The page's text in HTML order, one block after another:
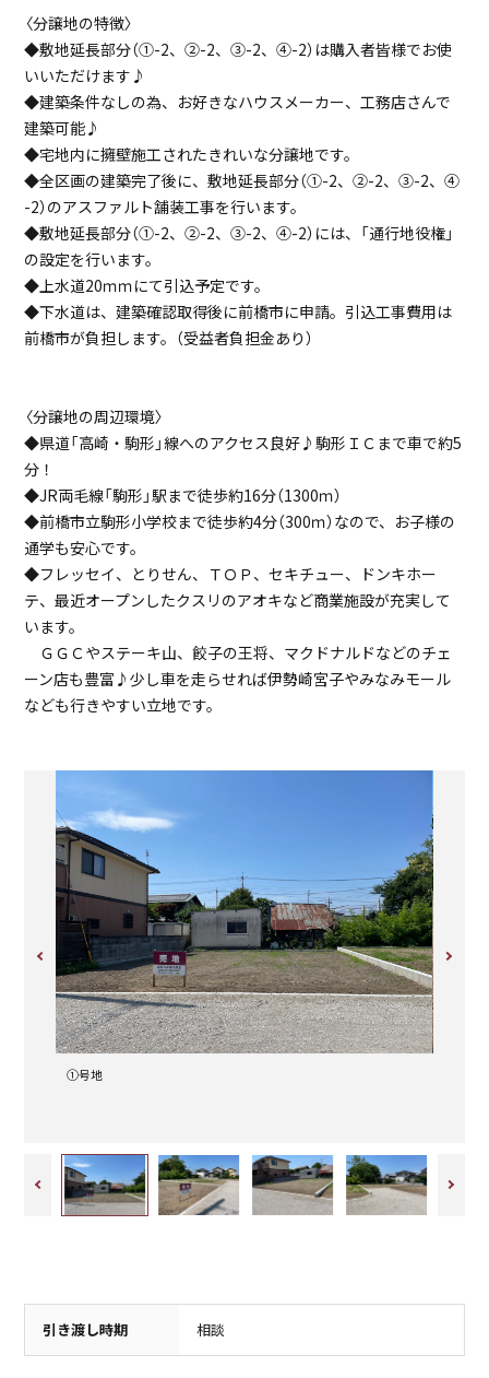
〈分譲地の特徴〉
◆敷地延長部分（①-2、②-2、③-2、④-2）は購入者皆様でお使
いいただけます♪
◆建築条件なしの為、お好きなハウスメーカー、工務店さんで
建築可能♪
◆宅地内に擁壁施工されたきれいな分譲地です。
◆全区画の建築完了後に、敷地延長部分（①-2、②-2、③-2、④
-2）のアスファルト舗装工事を行います。
◆敷地延長部分（①-2、②-2、③-2、④-2）には、「通行地役権」
の設定を行います。
◆上水道20ｍｍにて引込予定です。
◆下水道は、建築確認取得後に前橋市に申請。引込工事費用は
前橋市が負担します。（受益者負担金あり）
〈分譲地の周辺環境〉
◆県道「高崎・駒形」線へのアクセス良好♪駒形ＩＣまで車で約5
分！
◆JR両毛線「駒形」駅まで徒歩約16分（1300ｍ）
◆前橋市立駒形小学校まで徒歩約4分（300ｍ）なので、お子様の
通学も安心です。
◆フレッセイ、とりせん、ＴＯＰ、セキチュー、ドンキホー
テ、最近オープンしたクスリのアオキなど商業施設が充実して
います。
ＧＧＣやステーキ山、餃子の王将、マクドナルドなどのチェ
ーン店も豊富♪少し車を走らせれば伊勢崎宮子やみなみモール
なども行きやすい立地です。
①号地
引き渡し時期 相談
案内図
土地利用計画図
地積測量図
公図
買付証明書兼お客様アンケート
（物件予約時必要書類）
ナビ入力：前橋市駒形町152-1
駒形小学校
300m（徒歩4分）
保育園
駒形保育園
900m（徒歩12分）
850m（徒歩11分） 800m（徒歩10分）